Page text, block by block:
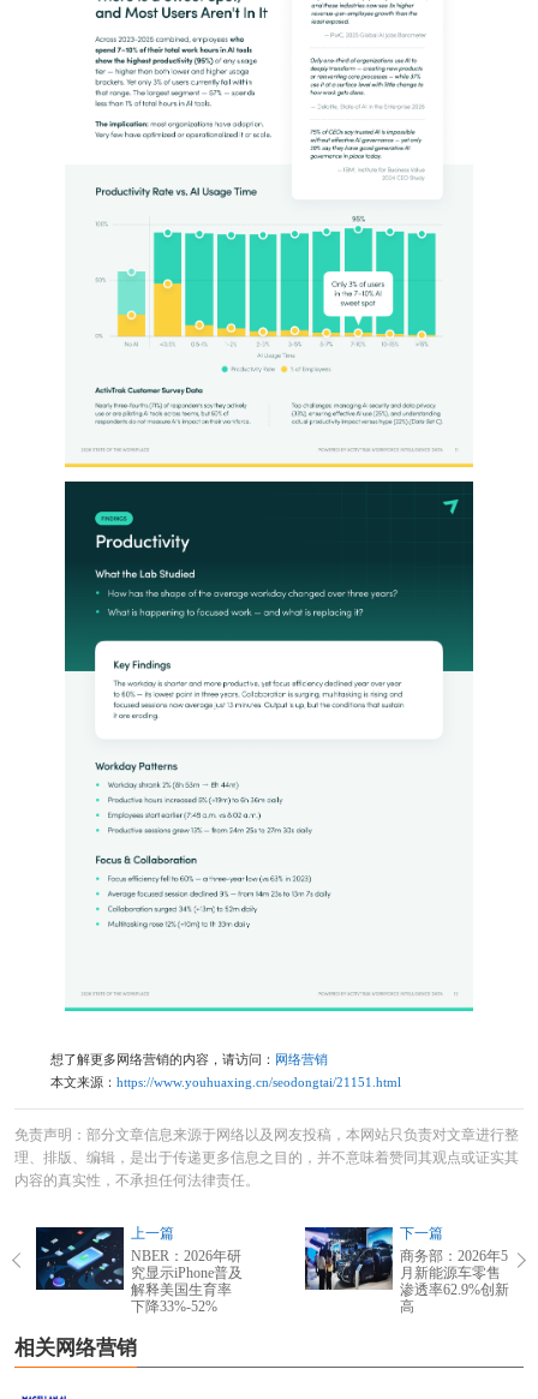
想了解更多网络营销的内容，请访问： 网络营销
本文来源： https://www.youhuaxing.cn/seodongtai/21151.html
免责声明：部分文章信息来源于网络以及网友投稿，本网站只负责对文章进行整
理、排版、编辑，是出于传递更多信息之目的，并不意味着赞同其观点或证实其
内容的真实性，不承担任何法律责任。
上一篇
NBER：2026年研
究显示iPhone普及
解释美国生育率
下降33%-52%
下一篇
商务部：2026年5
月新能源车零售
渗透率62.9%创新
高
相关网络营销